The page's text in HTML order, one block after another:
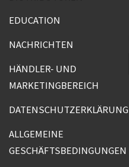
EDUCATION
NACHRICHTEN
HÄNDLER- UND
MARKETINGBEREICH
DATENSCHUTZERKLÄRUNG
ALLGEMEINE
GESCHÄFTSBEDINGUNGEN